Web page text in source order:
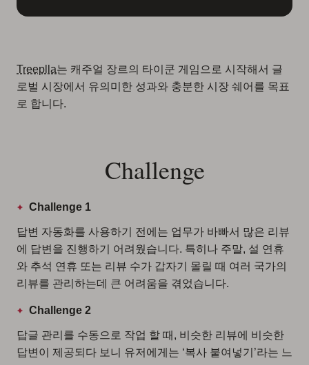
Treeplla는 캐주얼 장르의 타이쿤 게임으로 시작해서 글
로벌 시장에서 유의미한 성과와 충분한 시장 쉐어를 목표
로 합니다.
Challenge
Challenge 1
답변 자동화를 사용하기 전에는 업무가 바빠서 많은 리뷰
에 답변을 진행하기 어려웠습니다. 특히나 주말, 설 연휴
와 추석 연휴 또는 리뷰 수가 갑자기 몰릴 때 여러 국가의
리뷰를 관리하는데 큰 어려움을 겪었습니다.
Challenge 2
답글 관리를 수동으로 작업 할 때, 비슷한 리뷰에 비슷한
답변이 제공되다 보니 유저에게는 ‘복사 붙여넣기’라는 느